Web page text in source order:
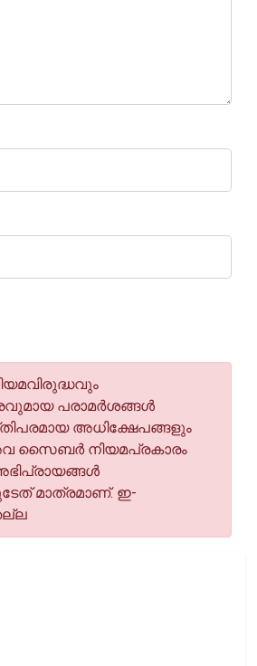
പരാമര്‍ശങ്ങള്‍
അധിക്ഷേപങ്ങളും
സൈബര്‍ നിയമപ്രകാരം
മാത്രമാണ്. ഇ-